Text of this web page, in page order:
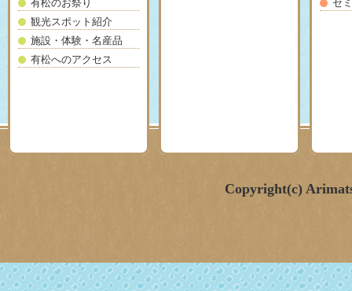
有松のお祭り
観光スポット紹介
施設・体験・名産品
有松へのアクセス
セ
Copyright(c)